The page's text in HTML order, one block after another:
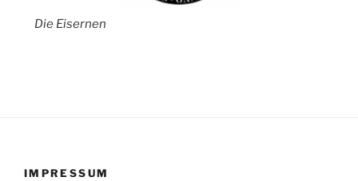
Die Eisernen
IMPRESSUM